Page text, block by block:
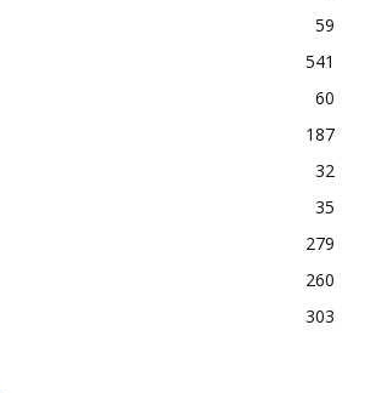
59
541
60
187
32
35
279
260
303